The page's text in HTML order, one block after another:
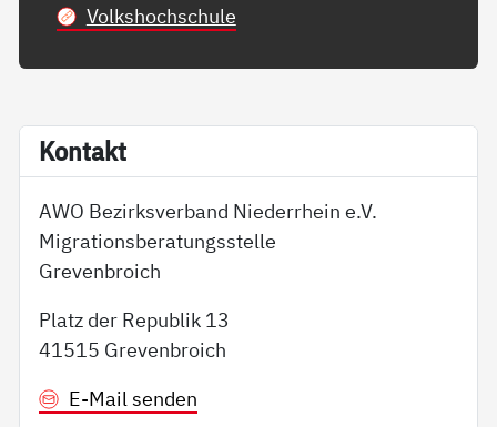
Volkshochschule
Kon­takt
AWO Bezirksverband Niederrhein e.V.
Migrationsberatungsstelle
Grevenbroich
Platz der Republik 13
41515 Grevenbroich
E-Mail senden